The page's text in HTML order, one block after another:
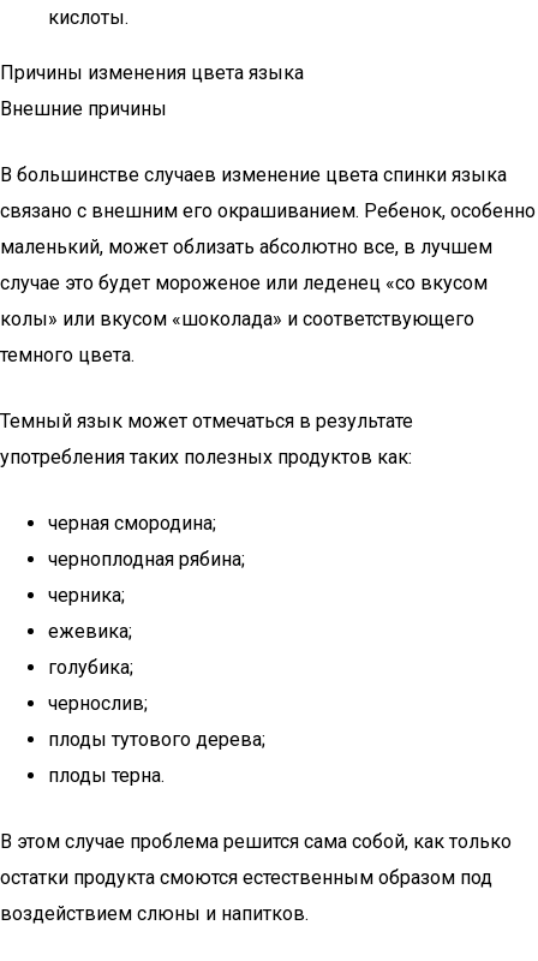
кислоты.
Причины изменения цвета языка
Внешние причины
В большинстве случаев изменение цвета спинки языка
связано с внешним его окрашиванием. Ребенок, особенно
маленький, может облизать абсолютно все, в лучшем
случае это будет мороженое или леденец «со вкусом
колы» или вкусом «шоколада» и соответствующего
темного цвета.
Темный язык может отмечаться в результате
употребления таких полезных продуктов как:
черная смородина;
черноплодная рябина;
черника;
ежевика;
голубика;
чернослив;
плоды тутового дерева;
плоды терна.
В этом случае проблема решится сама собой, как только
остатки продукта смоются естественным образом под
воздействием слюны и напитков.